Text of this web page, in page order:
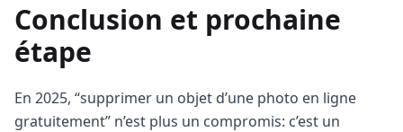
Conclusion et prochaine
étape
En 2025, “supprimer un objet d’une photo en ligne
gratuitement” n’est plus un compromis: c’est un